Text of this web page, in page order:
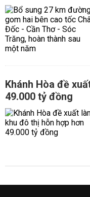
Khánh Hòa đề
49.000 tỷ đồng